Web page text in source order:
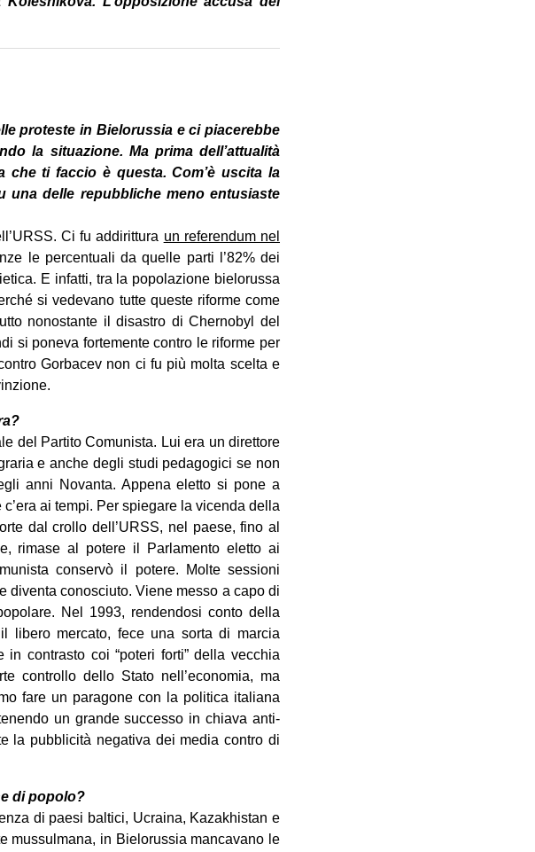
proteste in Bielorussia e ci piacerebbe
la situazione. Ma prima dell’attualità
che ti faccio è questa. Com’è uscita la
una delle repubbliche meno entusiaste
Ci fu addirittura un referendum nel
le percentuali da quelle parti l’82% dei
E infatti, tra la popolazione bielorussa
si vedevano tutte queste riforme come
nonostante il disastro di Chernobyl del
si poneva fortemente contro le riforme per
Gorbacev non ci fu più molta scelta e
del Partito Comunista. Lui era un direttore
e anche degli studi pedagogici se non
anni Novanta. Appena eletto si pone a
ai tempi. Per spiegare la vicenda della
dal crollo dell’URSS, nel paese, fino al
rimase al potere il Parlamento eletto ai
conservò il potere. Molte sessioni
diventa conosciuto. Viene messo a capo di
Nel 1993, rendendosi conto della
libero mercato, fece una sorta di marcia
contrasto coi “poteri forti” della vecchia
controllo dello Stato nell’economia, ma
fare un paragone con la politica italiana
un grande successo in chiava anti-
la pubblicità negativa dei media contro di
di popolo?
di paesi baltici, Ucraina, Kazakhistan e
mussulmana, in Bielorussia mancavano le